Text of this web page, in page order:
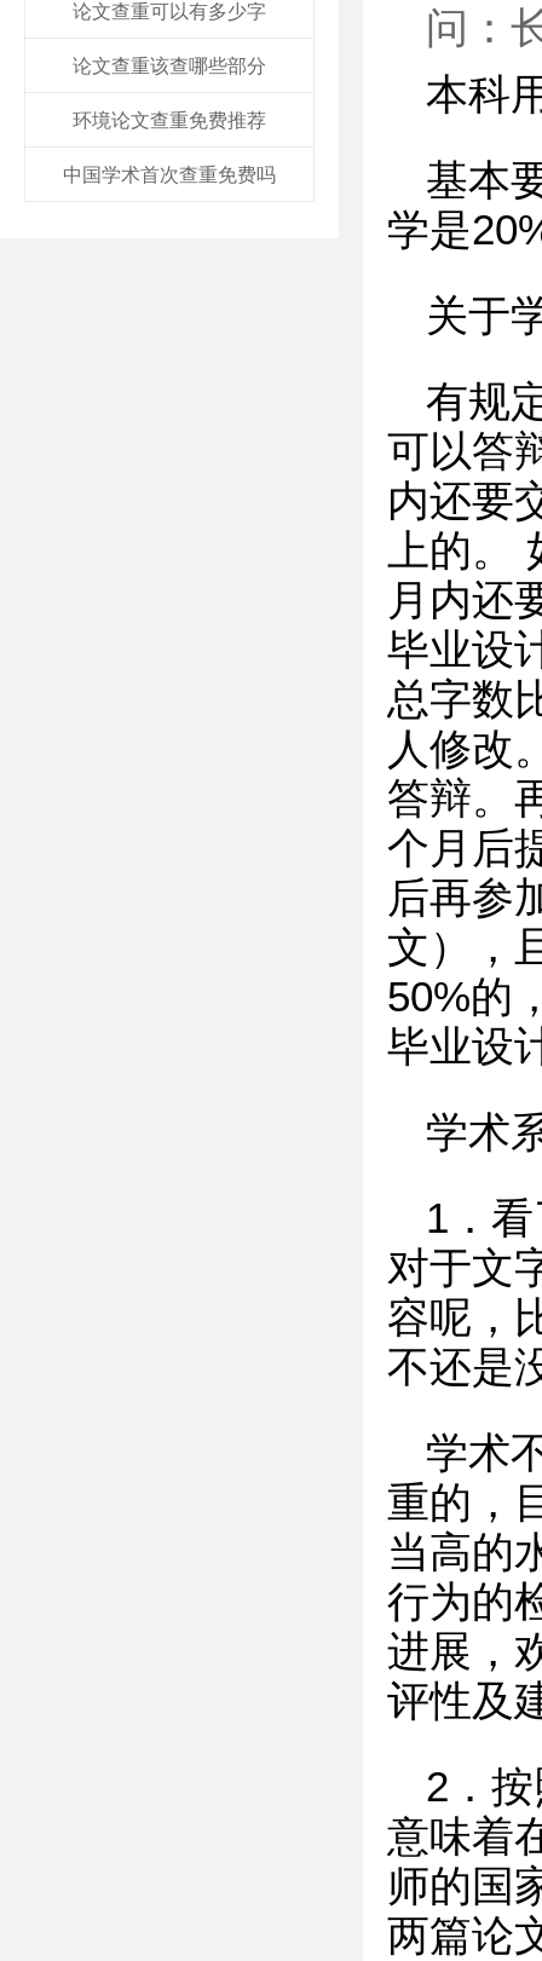
论文查重可以有多少字
论文查重该查哪些部分
环境论文查重免费推荐
中国学术首次查重免费吗
问：
本科
基本
学是
关于
有规
可以答
内还要
上的
月内还
毕业设
总字数
人修改
答辩。
个月后
后再参
文），
50%的
毕业设
学术
1．
对于文
容呢，
不还是
学术
重的，
当高的
行为的
进展，
评性及
2．
意味着
师的国
两篇论